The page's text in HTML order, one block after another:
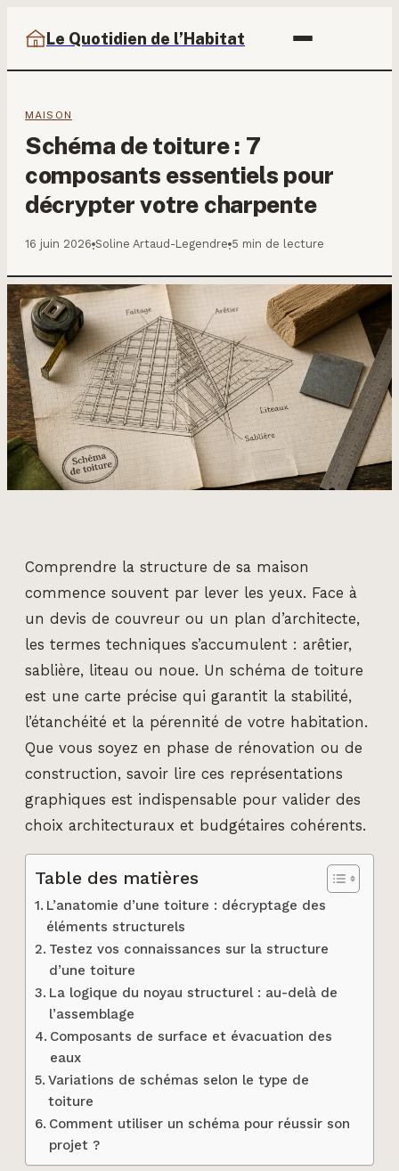
Le Quotidien de l’Habitat
MAISON
Schéma de toiture : 7
composants essentiels pour
décrypter votre charpente
16 juin 2026·Soline Artaud-Legendre·5 min de lecture
Comprendre la structure de sa maison
commence souvent par lever les yeux. Face à
un devis de couvreur ou un plan d’architecte,
les termes techniques s’accumulent : arêtier,
sablière, liteau ou noue. Un schéma de toiture
est une carte précise qui garantit la stabilité,
l’étanchéité et la pérennité de votre habitation.
Que vous soyez en phase de rénovation ou de
construction, savoir lire ces représentations
graphiques est indispensable pour valider des
choix architecturaux et budgétaires cohérents.
Table des matières
L’anatomie d’une toiture : décryptage des
éléments structurels
Testez vos connaissances sur la structure
d’une toiture
La logique du noyau structurel : au-delà de
l’assemblage
Composants de surface et évacuation des
eaux
Variations de schémas selon le type de
toiture
Comment utiliser un schéma pour réussir son
projet ?